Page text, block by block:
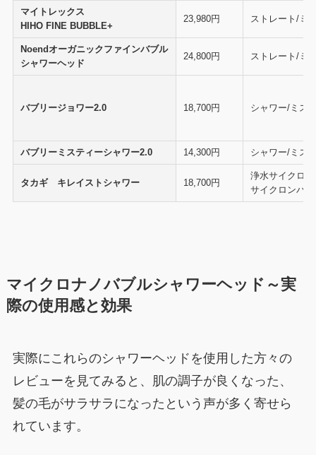
マイトレックス
HIHO FINE BUBBLE+
23,980円 ストレート/ミ
Noendオーガニックファインバブル
シャワーヘッド
24,800円 ストレート/ミ
バブリージョワー2.0 18,700円 シャワー/ミス
バブリーミスティーシャワー2.0 14,300円 シャワー/ミス
タカギ キレイストシャワー 18,700円
浄水サイクロ
サイクロンバ
マイクロナノバブルシャワーヘッド～実
際の使用感と効果
実際にこれらのシャワーヘッドを使用した方々の
レビューを見てみると、肌の調子が良くなった、
髪の毛がサラサラになったという声が多く寄せら
れています。